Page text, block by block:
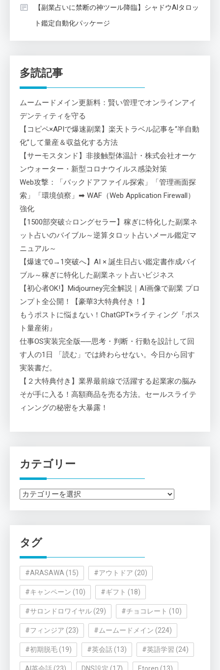
【副業占いに禁断の神ツール降臨】シャドウAIタロッ
ト鑑定自動化パッケージ
多読記事
ムームードメイン更新料：賢い管理でオンラインアイ
デンティティを守る
【コピペ×APIで爆速副業】楽天トラベル記事を“半自動
化”して量産＆収益化する方法
【サーモスタンド】非接触型体温計・株式会社オーケ
ンウォーター・新型コロナウイルス感染対策
Web攻撃：「バックドアファイル探索」「管理画面探
索」「環境偵察」➡ WAF（Web Application Firewall）
強化
【1500部突破☆ロングセラー】稼ぎに特化した副業ネ
ット占いのバイブル～逆算タロット占いメール鑑定マ
ニュアル～
【爆速で0→1突破へ】AI × 誕生日占い鑑定書作成バイ
ブル～稼ぎに特化した副業ネット占いビジネス
【初心者OK!】Midjourney完全解説｜AI画像で副業 プロ
ンプト全公開！【豪華3大特典付き！】
もうポストに悩まない！ChatGPT×ライティング『ポス
ト量産術』
仕事OS実装完全版──思考・判断・行動を設計して回
す人の1日 「読む」では終わらせない。今日から回す
実装書だ。
【２大特典付き】業界最前線で活躍する起業家の脳み
そが手に入る！高額商品を売る方法。セールスライテ
ィンングの秘密を大暴露！
カテゴリー
カ
ー
タグ
#ARASAWA (15) #アウトドア (20)
#キャンペーン (10) #ギフト (18)
#サロンドロワイヤル (29) #チョコレート (10)
#フィンジア (23) #ムームードメイン (224)
#初期脱毛 (19) #英会話 (13) #英語学習 (24)